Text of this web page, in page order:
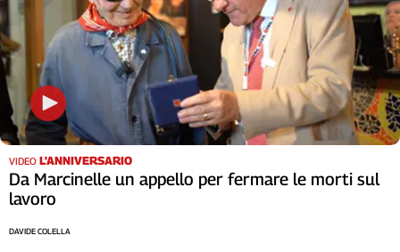
VIDEO L'ANNIVERSARIO
Da Marcinelle un appello per fermare le morti sul
lavoro
DAVIDE COLELLA